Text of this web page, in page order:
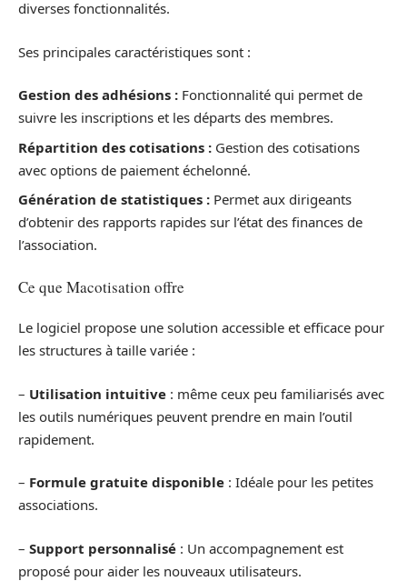
diverses fonctionnalités.
Ses principales caractéristiques sont :
Gestion des adhésions : Fonctionnalité qui permet de
suivre les inscriptions et les départs des membres.
Répartition des cotisations : Gestion des cotisations
avec options de paiement échelonné.
Génération de statistiques : Permet aux dirigeants
d’obtenir des rapports rapides sur l’état des finances de
l’association.
Ce que Macotisation offre
Le logiciel propose une solution accessible et efficace pour
les structures à taille variée :
– Utilisation intuitive : même ceux peu familiarisés avec
les outils numériques peuvent prendre en main l’outil
rapidement.
– Formule gratuite disponible : Idéale pour les petites
associations.
– Support personnalisé : Un accompagnement est
proposé pour aider les nouveaux utilisateurs.